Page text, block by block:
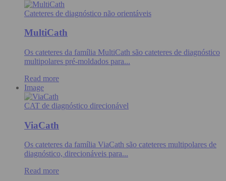
Cateteres de diagnóstico não orientáveis
MultiCath
Os cateteres da família MultiCath são cateteres de diagnóstico
multipolares pré-moldados para...
Read more
Image
CAT de diagnóstico direcionável
ViaCath
Os cateteres da família ViaCath são cateteres multipolares de
diagnóstico, direcionáveis para...
Read more